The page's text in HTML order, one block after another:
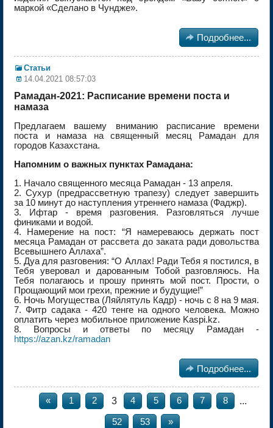
маркой «Сделано в Чундже».
 Подробнее...
Статьи
14.04.2021 08:57:03
Рамадан-2021: Расписание времени поста и
намаза
Предлагаем вашему вниманию расписание времени
поста и намаза на священный месяц Рамадан для
городов Казахстана.
Напомним о важных пунктах Рамадана:
1. Начало священного месяца Рамадан - 13 апреля.
2. Сухур (предрассветную трапезу) следует завершить
за 10 минут до наступления утреннего намаза (Фаджр).
3. Ифтар - время разговения. Разговляться лучше
финиками и водой.
4. Намерение на пост: “Я намереваюсь держать пост
месяца Рамадан от рассвета до заката ради довольства
Всевышнего Аллаха”.
5. Дуа для разговения: “О Аллах! Ради Тебя я постился, в
Тебя уверовал и дарованным Тобой разговляюсь. На
Тебя полагаюсь и прошу принять мой пост. Прости, о
Прощающий мои грехи, прежние и будущие!”
6. Ночь Могущества (Ляйлятуль Кадр) - ночь с 8 на 9 мая.
7. Фитр садака - 420 тенге на одного человека. Можно
оплатить через мобильное приложение Kaspi.kz.
8. Вопросы и ответы по месяцу Рамадан -
https://azan.kz/ramadan
 Подробнее...
« 1 2 3 4 5 6 7 8 ...
52 53 »